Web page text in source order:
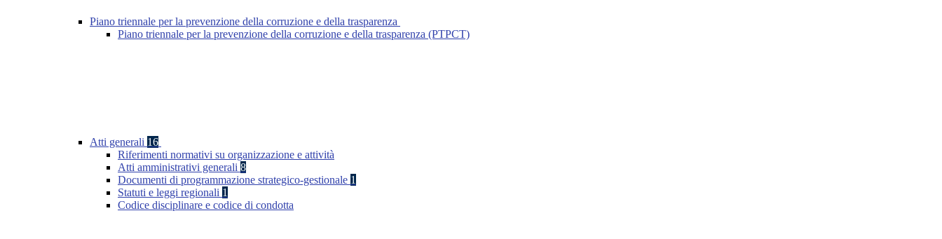
Piano triennale per la prevenzione della corruzione e della trasparenza
Piano triennale per la prevenzione della corruzione e della trasparenza (PTPCT)
Atti generali 16
Riferimenti normativi su organizzazione e attività
Atti amministrativi generali 8
Documenti di programmazione strategico-gestionale 1
Statuti e leggi regionali 1
Codice disciplinare e codice di condotta